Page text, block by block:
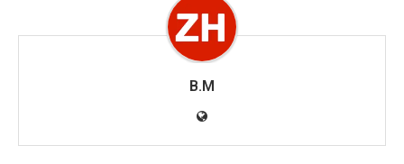
B.M